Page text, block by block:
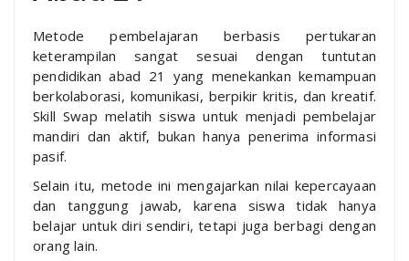
Metode pembelajaran berbasis pertukaran
keterampilan sangat sesuai dengan tuntutan
pendidikan abad 21 yang menekankan kemampuan
berkolaborasi, komunikasi, berpikir kritis, dan kreatif.
Skill Swap melatih siswa untuk menjadi pembelajar
mandiri dan aktif, bukan hanya penerima informasi
pasif.
Selain itu, metode ini mengajarkan nilai kepercayaan
dan tanggung jawab, karena siswa tidak hanya
belajar untuk diri sendiri, tetapi juga berbagi dengan
orang lain.